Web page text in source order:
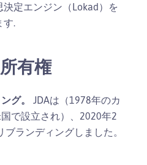
定エンジン（Lokad）を
す.
有権
グ。
JDAは（1978年のカ
で設立され）、2020年2
ブランディングしました。